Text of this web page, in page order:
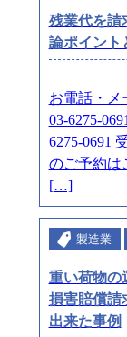
残業代を請
論ポイント
お電話・メ
03-6275-
6275-0691
のご予約は
[…]
製造業
重い荷物の
損害賠償請
出来た事例